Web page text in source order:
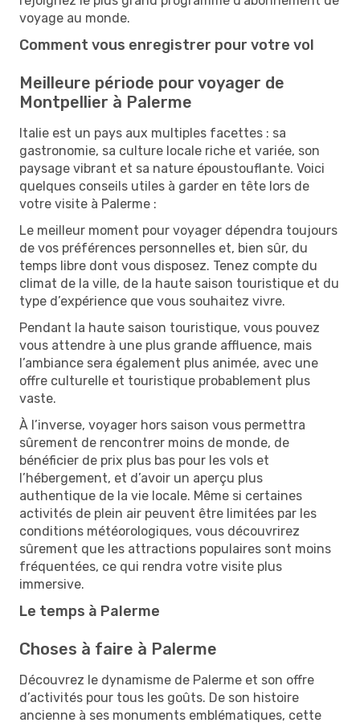
voyage au monde.
Comment vous enregistrer pour votre vol
Meilleure période pour voyager de
Montpellier à Palerme
Italie est un pays aux multiples facettes : sa
gastronomie, sa culture locale riche et variée, son
paysage vibrant et sa nature époustouflante. Voici
quelques conseils utiles à garder en tête lors de
votre visite à Palerme :
Le meilleur moment pour voyager dépendra toujours
de vos préférences personnelles et, bien sûr, du
temps libre dont vous disposez. Tenez compte du
climat de la ville, de la haute saison touristique et du
type d’expérience que vous souhaitez vivre.
Pendant la haute saison touristique, vous pouvez
vous attendre à une plus grande affluence, mais
l’ambiance sera également plus animée, avec une
offre culturelle et touristique probablement plus
vaste.
À l’inverse, voyager hors saison vous permettra
sûrement de rencontrer moins de monde, de
bénéficier de prix plus bas pour les vols et
l’hébergement, et d’avoir un aperçu plus
authentique de la vie locale. Même si certaines
activités de plein air peuvent être limitées par les
conditions météorologiques, vous découvrirez
sûrement que les attractions populaires sont moins
fréquentées, ce qui rendra votre visite plus
immersive.
Le temps à Palerme
Choses à faire à Palerme
Découvrez le dynamisme de Palerme et son offre
d’activités pour tous les goûts. De son histoire
ancienne à ses monuments emblématiques, cette